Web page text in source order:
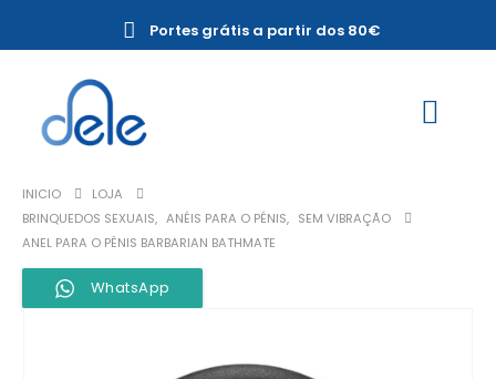
Portes grátis a partir dos 80€
INICIO
LOJA
BRINQUEDOS SEXUAIS, ANÉIS PARA O PÉNIS, SEM VIBRAÇÃO
ANEL PARA O PÉNIS BARBARIAN BATHMATE
WhatsApp